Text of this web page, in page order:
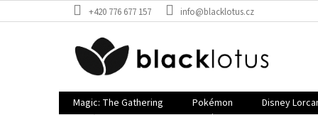
na
+420 776 677 157 info@blacklotus.cz
Magic: The Gathering Pokémon Disney